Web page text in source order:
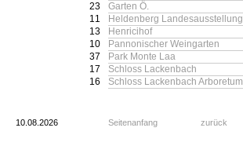
23
Garten Ö.
11
Heldenberg Landesausstellung
13
Henricihof
10
Pannonischer Weingarten
37
Park Monte Laa
17
Schloss Lackenbach
16
Schloss Lackenbach Arboretum
10.08.2026 Seitenanfang zurück